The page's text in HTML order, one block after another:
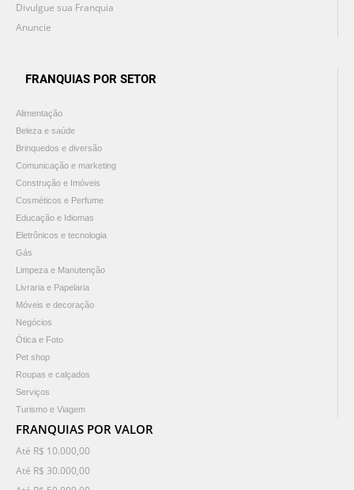
Divulgue sua Franquia
Anuncie
FRANQUIAS POR SETOR
Alimentação
Beleza e saúde
Brinquedos e diversão
Comunicação e marketing
Construção e Imóveis
Cosméticos e Perfume
Educação e Idiomas
Eletrônicos e tecnologia
Gás
Limpeza e Manutenção
Livraria e Papelaria
Móveis e decoração
Negócios
Ótica e Foto
Pet shop
Roupas e calçados
Serviços
Turismo e Viagem
FRANQUIAS POR VALOR
Até R$ 10.000,00
Até R$ 30.000,00